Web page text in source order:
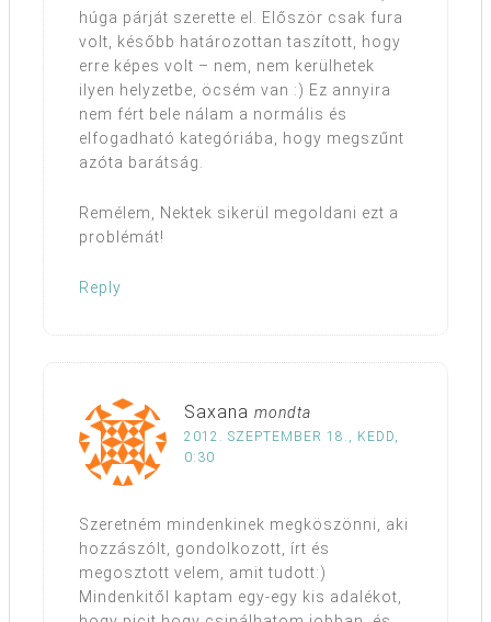
húga párját szerette el. Először csak fura
volt, később határozottan taszított, hogy
erre képes volt – nem, nem kerülhetek
ilyen helyzetbe, öcsém van :) Ez annyira
nem fért bele nálam a normális és
elfogadható kategóriába, hogy megszűnt
azóta barátság.
Remélem, Nektek sikerül megoldani ezt a
problémát!
Reply
Saxana mondta
2012. SZEPTEMBER 18., KEDD,
0:30
Szeretném mindenkinek megköszönni, aki
hozzászólt, gondolkozott, írt és
megosztott velem, amit tudott:)
Mindenkitől kaptam egy-egy kis adalékot,